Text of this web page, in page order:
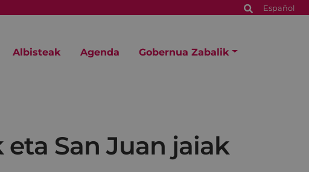
Español
Albisteak Agenda Gobernua Zabalik
San Juan jaiak